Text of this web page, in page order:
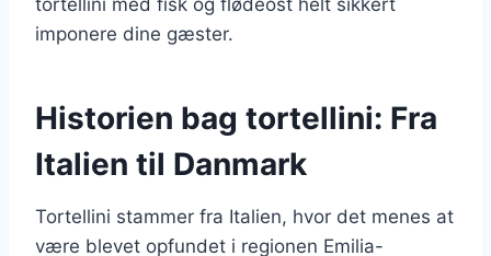
imponere dine gæster.
Historien bag tortellini: Fra
Italien til Danmark
Tortellini stammer fra Italien, hvor det menes at
være blevet opfundet i regionen Emilia-